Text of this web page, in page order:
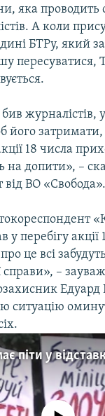
яка проводить
А коли
БТРу, який
пересуватися,
журналістів,
його затримати,
18 числа
допити», –
від ВО «Свобода».
перебігу акції
це всі
справи», –
Едуард
ситуацію
source